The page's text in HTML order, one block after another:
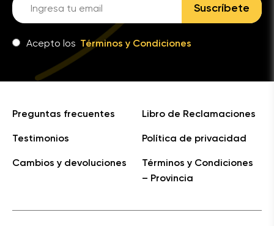
Suscríbete
Acepto los Términos y Condiciones
Preguntas frecuentes
Testimonios
Cambios y devoluciones
Libro de Reclamaciones
Política de privacidad
Términos y Condiciones
– Provincia